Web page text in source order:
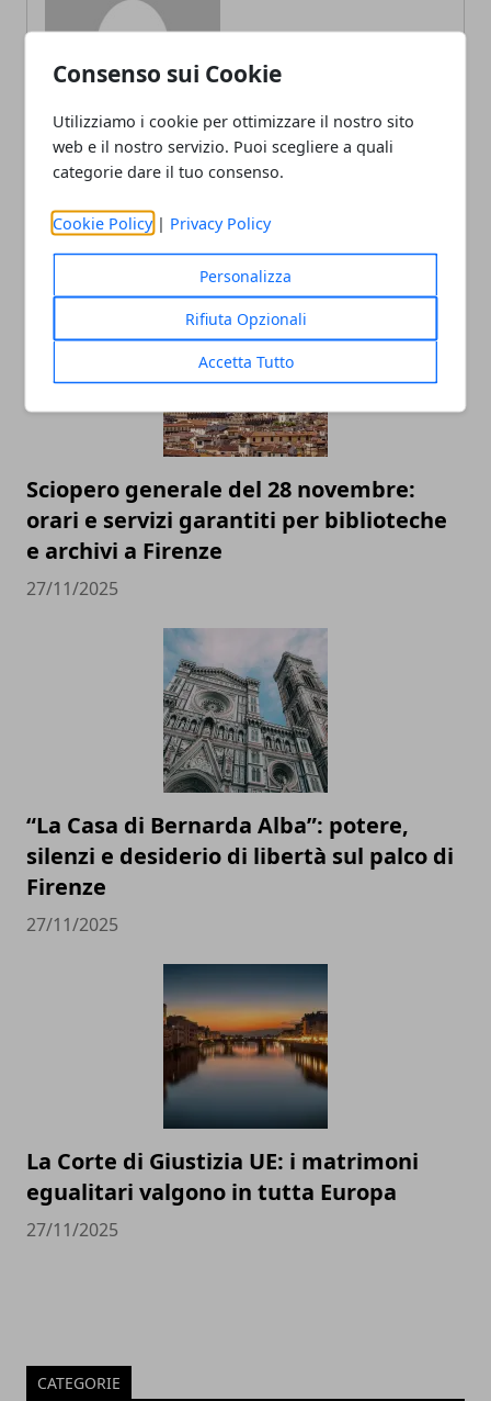
Consenso sui Cookie
Utilizziamo i cookie per ottimizzare il nostro sito
web e il nostro servizio. Puoi scegliere a quali
categorie dare il tuo consenso.
Cookie Policy | Privacy Policy
Personalizza
Rifiuta Opzionali
Accetta Tutto
ARTICOLI CORRELATI
Sciopero generale del 28 novembre:
orari e servizi garantiti per biblioteche
e archivi a Firenze
27/11/2025
“La Casa di Bernarda Alba”: potere,
silenzi e desiderio di libertà sul palco di
Firenze
27/11/2025
La Corte di Giustizia UE: i matrimoni
egualitari valgono in tutta Europa
27/11/2025
CATEGORIE